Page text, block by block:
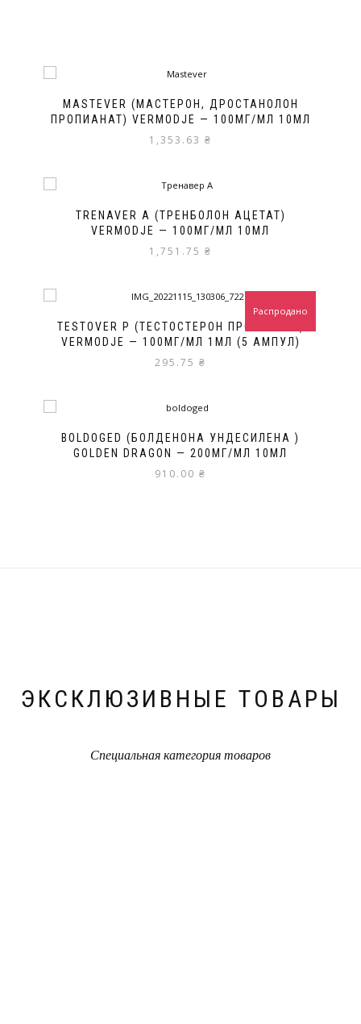
MASTEVER (МАСТЕРОН, ДРОСТАНОЛОН
ПРОПИАНАТ) VERMODJE — 100МГ/МЛ 10МЛ
1,353.63 ₴
TRENAVER A (ТРЕНБОЛОН АЦЕТАТ)
VERMODJE — 100МГ/МЛ 10МЛ
1,751.75 ₴
TESTOVER P (ТЕСТОСТЕРОН ПРОПИОНАТ)
VERMODJE — 100МГ/МЛ 1МЛ (5 АМПУЛ)
295.75 ₴
Распродано
BOLDOGED (БОЛДЕНОНА УНДЕСИЛЕНА )
GOLDEN DRAGON — 200МГ/МЛ 10МЛ
910.00 ₴
ЭКСКЛЮЗИВНЫЕ ТОВАРЫ
Специальная категория товаров